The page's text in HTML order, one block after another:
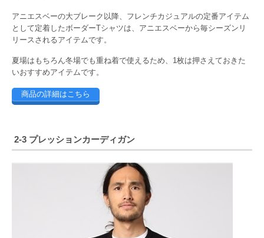
アニエスベーの大ブレーク以降、フレンチカジュアルの定番アイテム
として定着したボーダーTシャツは、アニエスベーから毎シーズンリ
リースされるアイテムです。
夏場はもちろん冬場でも重ね着で使えるため、1枚は押さえておきた
いおすすめアイテムです。
商品の詳細はこちら
2-3 プレッションカーディガン